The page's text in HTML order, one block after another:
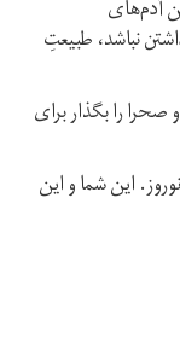
آدم‌های
نباشد، طبیعتِ
را بگذار برای
این شما و این